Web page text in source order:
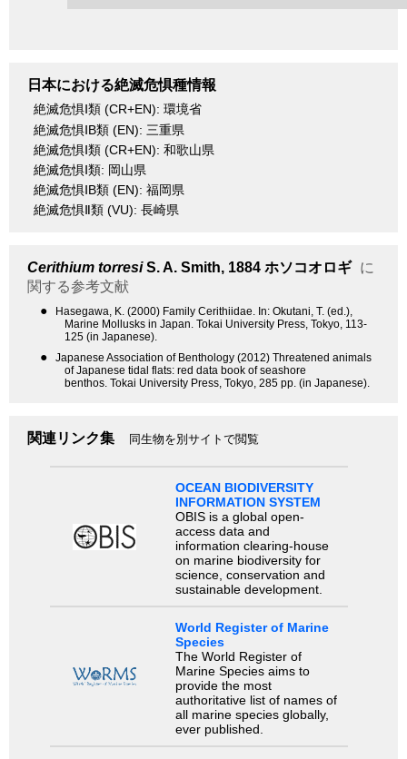
日本における絶滅危惧種情報
絶滅危惧Ⅰ類 (CR+EN): 環境省
絶滅危惧ⅠB類 (EN): 三重県
絶滅危惧Ⅰ類 (CR+EN): 和歌山県
絶滅危惧Ⅰ類: 岡山県
絶滅危惧ⅠB類 (EN): 福岡県
絶滅危惧Ⅱ類 (VU): 長崎県
Cerithium torresiS. A. Smith, 1884 ホソコオロギ に
関する参考文献
●
Hasegawa, K. (2000) Family Cerithiidae. In: Okutani, T. (ed.),
Marine Mollusks in Japan. Tokai University Press, Tokyo, 113-
125 (in Japanese).
●
Japanese Association of Benthology (2012) Threatened animals
of Japanese tidal flats: red data book of seashore
benthos. Tokai University Press, Tokyo, 285 pp. (in Japanese).
関連リンク集 同生物を別サイトで閲覧
OCEAN BIODIVERSITY
INFORMATION SYSTEM
OBIS is a global open-
access data and
information clearing-house
on marine biodiversity for
science, conservation and
sustainable development.
World Register of Marine
Species
The World Register of
Marine Species aims to
provide the most
authoritative list of names of
all marine species globally,
ever published.